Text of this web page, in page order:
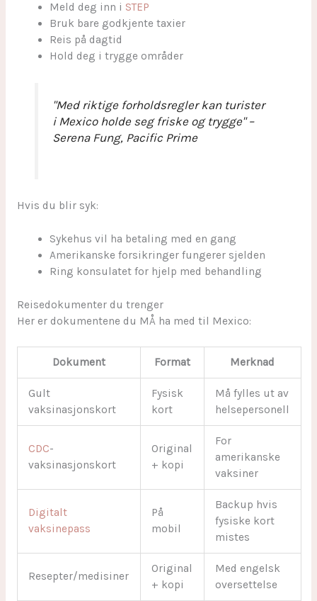
Meld deg inn i STEP
Bruk bare godkjente taxier
Reis på dagtid
Hold deg i trygge områder
"Med riktige forholdsregler kan turister
i Mexico holde seg friske og trygge" –
Serena Fung, Pacific Prime
Hvis du blir syk:
Sykehus vil ha betaling med en gang
Amerikanske forsikringer fungerer sjelden
Ring konsulatet for hjelp med behandling
Reisedokumenter du trenger
Her er dokumentene du MÅ ha med til Mexico:
Dokument Format Merknad
Gult
vaksinasjonskort
Fysisk
kort
Må fylles ut av
helsepersonell
CDC-
vaksinasjonskort
Original
+ kopi
For
amerikanske
vaksiner
Digitalt
vaksinepass
På
mobil
Backup hvis
fysiske kort
mistes
Resepter/medisiner
Original
+ kopi
Med engelsk
oversettelse